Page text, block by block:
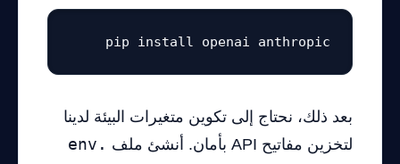
pip install openai anthropic
بعد ذلك، نحتاج إلى تكوين متغيرات البيئة لدينا
لتخزين مفاتيح API بأمان. أنشئ ملف
.env